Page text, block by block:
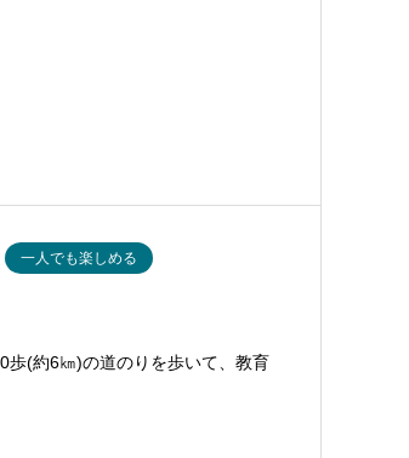
一人でも楽しめる
歩(約6㎞)の道のりを歩いて、教育